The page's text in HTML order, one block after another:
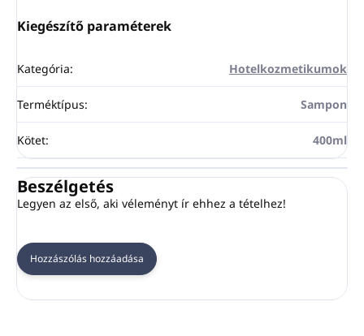
Kiegészítő paraméterek
Kategória: Hotelkozmetikumok
Terméktípus: Sampon
Kötet: 400ml
Beszélgetés
Legyen az első, aki véleményt ír ehhez a tételhez!
Hozzászólás hozzáadása